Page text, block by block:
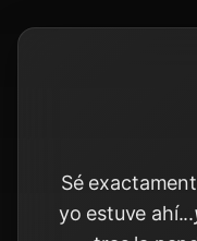
Sé
yo estuve ahí...